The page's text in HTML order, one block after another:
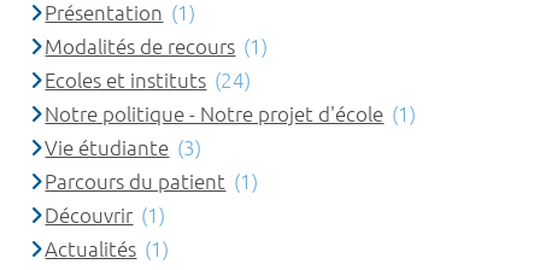
Présentation (1)
Modalités de recours (1)
Ecoles et instituts (24)
Notre politique - Notre projet d'école (1)
Vie étudiante (3)
Parcours du patient (1)
Découvrir (1)
Actualités (1)